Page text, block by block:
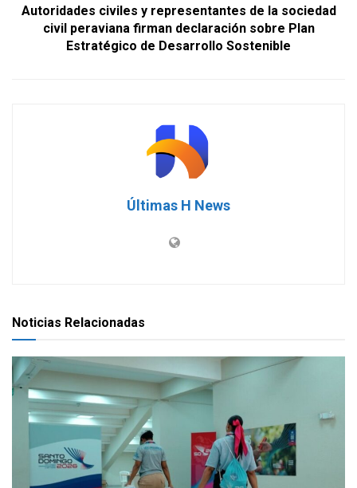
Autoridades civiles y representantes de la sociedad
civil peraviana firman declaración sobre Plan
Estratégico de Desarrollo Sostenible
Últimas H News
Noticias Relacionadas